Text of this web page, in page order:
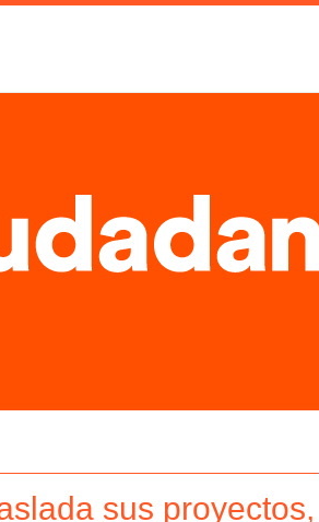
sus proyectos,